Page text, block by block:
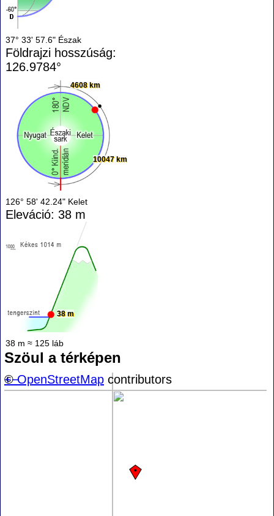
37° 33' 57.6" Észak
Földrajzi hosszúság:
126.9784°
10047 km
4608 km
126° 58' 42.24" Kelet
Eleváció: 38 m
38 m
38 m ≈ 125 láb
Szöul a térképen
+−
©OpenStreetMap contributors